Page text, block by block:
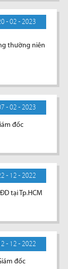
- 02 - 2023
thường niên
- 02 - 2023
đốc
- 12 - 2022
tại Tp.HCM
- 12 - 2022
đốc